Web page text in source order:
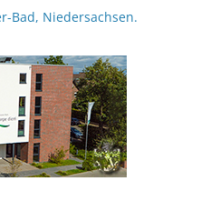
Bad, Niedersachsen.